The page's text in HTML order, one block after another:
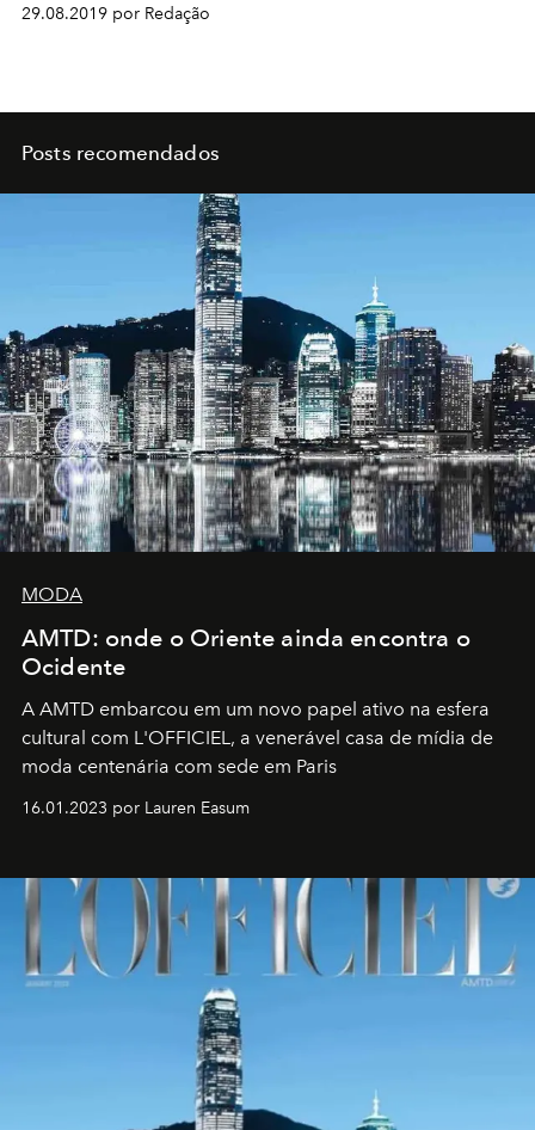
29.08.2019 por Redação
Posts recomendados
MODA
AMTD: onde o Oriente ainda encontra o
Ocidente
A AMTD embarcou em um novo papel ativo na esfera
cultural com L'OFFICIEL, a venerável casa de mídia de
moda centenária com sede em Paris
16.01.2023 por Lauren Easum